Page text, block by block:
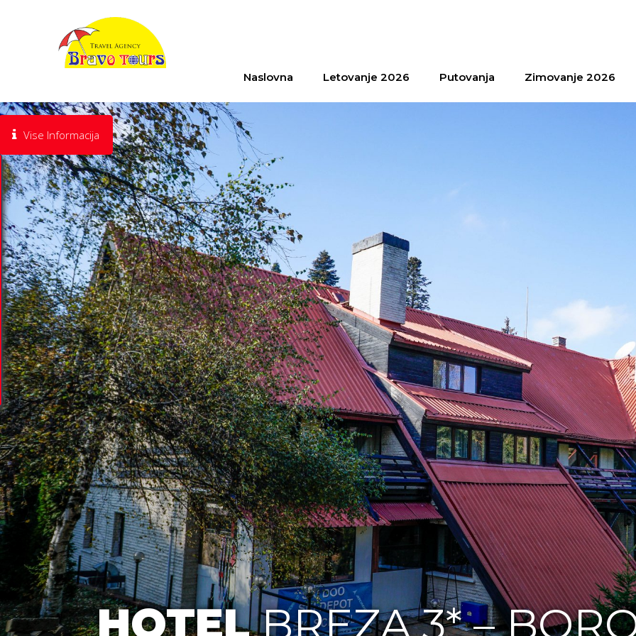
Naslovna Letovanje 2026 Putovanja Zimovanje 2026
Vise Informacija
HOTELBREZA 3* –